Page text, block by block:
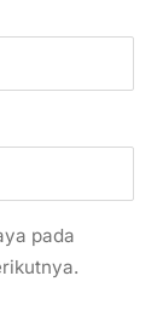
pada